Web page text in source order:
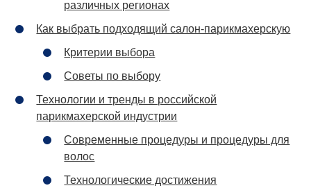
различных регионах
Как выбрать подходящий салон-парикмахерскую
Критерии выбора
Советы по выбору
Технологии и тренды в российской
парикмахерской индустрии
Современные процедуры и процедуры для
волос
Технологические достижения